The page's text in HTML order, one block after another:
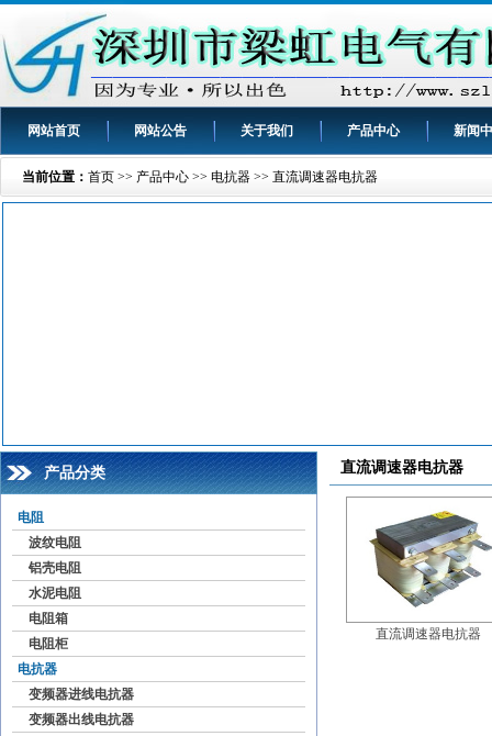
网站首页 网站公告 关于我们 产品中心 新闻
当前位置： 首页 >> 产品中心 >> 电抗器 >> 直流调速器电抗器
产品分类
电阻
波纹电阻
铝壳电阻
水泥电阻
电阻箱
电阻柜
电抗器
变频器进线电抗器
变频器出线电抗器
直流调速器电抗器
直流调速器电抗器